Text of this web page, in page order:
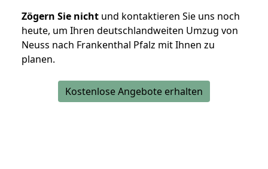
Zögern Sie nicht und kontaktieren Sie uns noch
heute, um Ihren deutschlandweiten Umzug von
Neuss nach Frankenthal Pfalz mit Ihnen zu
planen.
Kostenlose Angebote erhalten